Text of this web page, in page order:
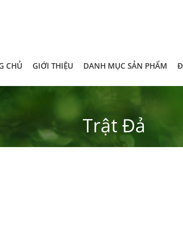
CHỦ GIỚI THIỆU DANH MỤC SẢN PHẨM
Trật Đả